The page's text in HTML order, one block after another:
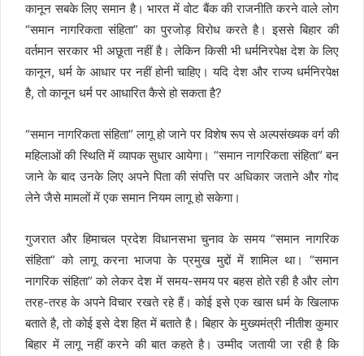
कानून सबके लिए समान है। भारत में वोट बैंक की राजनीति करने वाले लोग
“समान नागरिकता संहिता” का पुरजोड़ विरोध करते है। इससे बिहार की
वर्तमान सरकार भी अछूता नहीं है। लेकिन किसी भी धर्मनिरपेक्ष देश के लिए
कानून, धर्म के आधार पर नहीं होनी चाहिए। यदि देश और राज्य धर्मनिरपेक्ष
है, तो कानून धर्म पर आधारित कैसे हो सकता है?
“समान नागरिकता संहिता” लागू हो जाने पर विशेष रूप से अल्पसंख्यक वर्ग की
महिलाओं की स्थिति में व्यापक सुधार आयेगा। “समान नागरिकता संहिता” बन
जाने के बाद उनके लिए अपने पिता की संपत्ति पर अधिकार जताने और गोद
लेने जैसे मामलों में एक समान नियम लागू हो सकेगा।
गुजरात और हिमाचल प्रदेश विधानसभा चुनाव के समय “समान नागरिक
संहिता” को लागू करना भाजपा के प्रमुख मुद्दों में शामिल था। “समान
नागरिक संहिता” को लेकर देश में समय-समय पर बहस होते रही है और लोग
तरह-तरह के अपने विचार रखते रहे हैं। कोई इसे एक खास धर्म के खिलाफ
बताते है, तो कोई इसे देश हित में बताते है। बिहार के मुख्यमंत्री नीतीश कुमार
बिहार में लागू नहीं करने की बात कहते है। उम्मीद जतायी जा रही है कि